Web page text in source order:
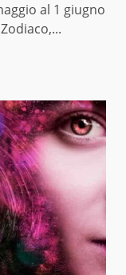
al 1 giugno